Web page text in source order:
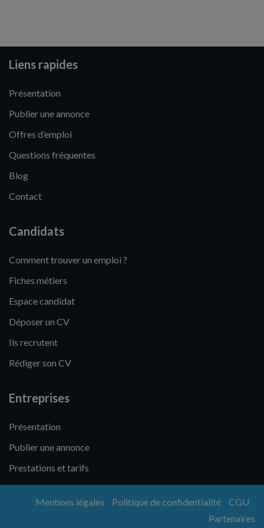
Liens rapides
Présentation
Publier une annonce
Offres d’emploi
Questions fréquentes
Blog
Contact
Candidats
Comment trouver un emploi ?
Fiches métiers
Espace candidat
Déposer un CV
Ils recrutent
Rédiger son CV
Entreprises
Présentation
Publier une annonce
Prestations et tarifs
Mentions légales Politique de confidentialité
CGU
Partenaires